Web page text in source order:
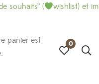
wishlist) et imprimez-là
panier est
0